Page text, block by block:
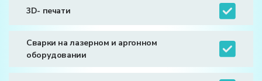
3D- печати
Сварки на лазерном и аргонном
оборудовании